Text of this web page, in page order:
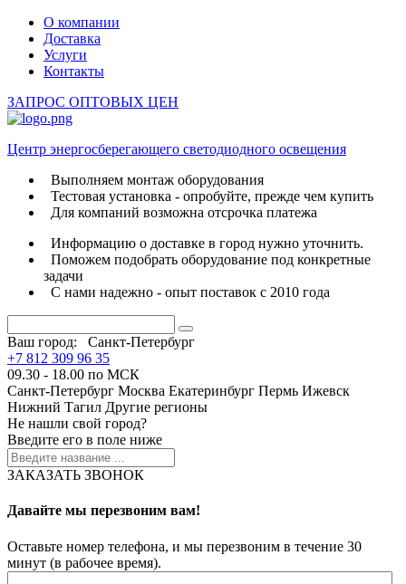
О компании
Доставка
Услуги
Контакты
ЗАПРОС ОПТОВЫХ ЦЕН
Центр энергосберегающего светодиодного освещения
Выполняем монтаж оборудования
Тестовая установка - опробуйте, прежде чем купить
Для компаний возможна отсрочка платежа
Информацию о доставке в город нужно уточнить.
Поможем подобрать оборудование под конкретные
задачи
С нами надежно - опыт поставок с 2010 года
Ваш город:
Санкт-Петербург
+7 812 309 96 35
09.30 - 18.00 по МСК
Санкт-Петербург Москва Екатеринбург Пермь Ижевск
Нижний Тагил Другие регионы
Не нашли свой город?
Введите его в поле ниже
ЗАКАЗАТЬ ЗВОНОК
Давайте мы перезвоним вам!
Оставьте номер телефона, и мы перезвоним в течение 30
минут (в рабочее время).